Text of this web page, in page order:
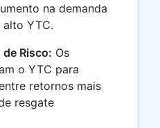
na demanda
YTC.
Risco: Os
o YTC para
retornos mais
resgate